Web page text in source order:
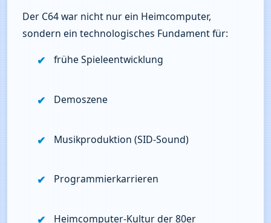
Der C64 war nicht nur ein Heimcomputer,
sondern ein technologisches Fundament für:
frühe Spieleentwicklung
Demoszene
Musikproduktion (SID‑Sound)
Programmierkarrieren
Heimcomputer‑Kultur der 80er